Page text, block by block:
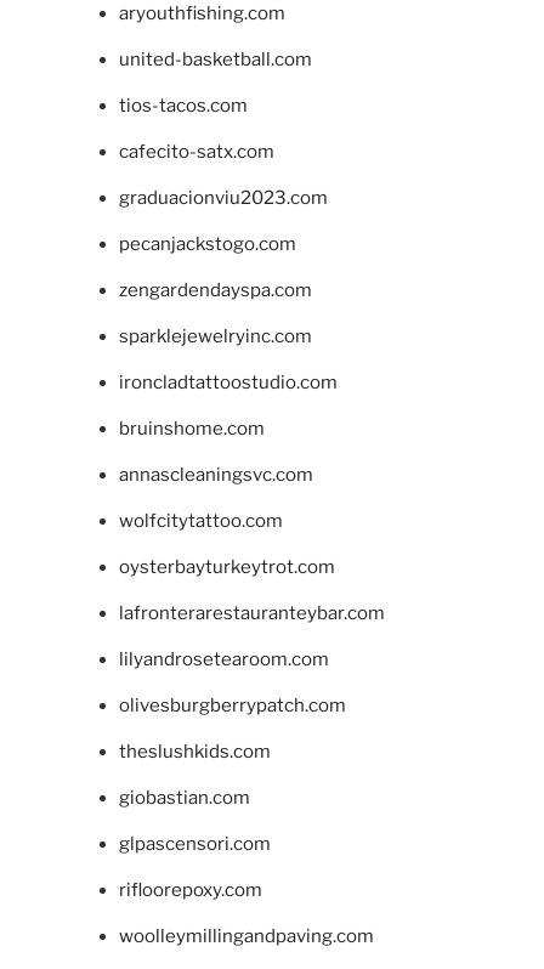
aryouthfishing.com
united-basketball.com
tios-tacos.com
cafecito-satx.com
graduacionviu2023.com
pecanjackstogo.com
zengardendayspa.com
sparklejewelryinc.com
ironcladtattoostudio.com
bruinshome.com
annascleaningsvc.com
wolfcitytattoo.com
oysterbayturkeytrot.com
lafronterarestauranteybar.com
lilyandrosetearoom.com
olivesburgberrypatch.com
theslushkids.com
giobastian.com
glpascensori.com
rifloorepoxy.com
woolleymillingandpaving.com